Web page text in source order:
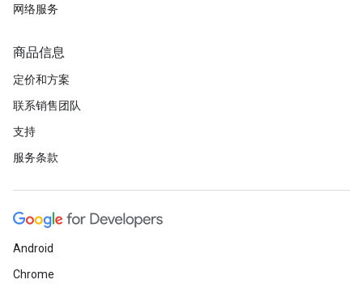
网络服务
商品信息
定价和方案
联系销售团队
支持
服务条款
Android
Chrome